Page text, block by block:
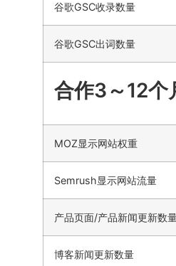
谷歌GSC收录数量
谷歌GSC出词数量
合作3～12个
MOZ显示网站权重
Semrush显示网站流量
产品页面/产品新闻更新数
博客新闻更新数量